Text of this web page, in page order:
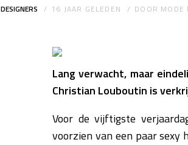
DESIGNERS 16 JAAR GELEDEN DOOR MODE
Lang verwacht, maar
Christian Louboutin is
Voor de vijftigste
voorzien van een paar sexy